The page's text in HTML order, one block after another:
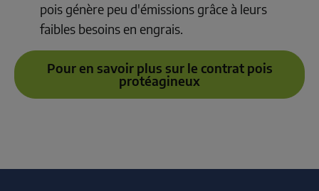
pois génère peu d'émissions grâce à leurs
faibles besoins en engrais.
Pour en savoir plus sur le contrat pois
protéagineux